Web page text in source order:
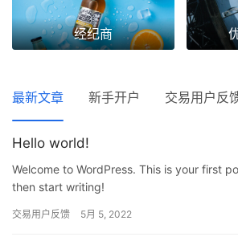
经纪商
最新文章 新手开户 交易用户反
Hello world!
Welcome to WordPress. This is your first
then start writing!
交易用户反馈 5月 5, 2022